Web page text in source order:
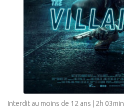
Interdit au moins de 12 ans | 2h 03min |